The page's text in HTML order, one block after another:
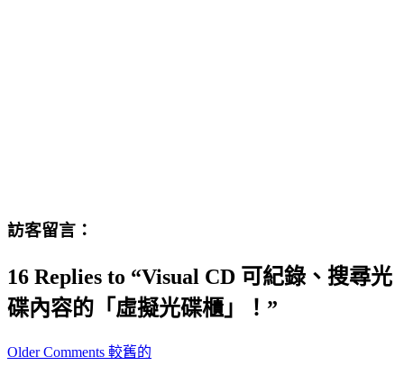
訪客留言：
16 Replies to “Visual CD 可紀錄、搜尋光
碟內容的「虛擬光碟櫃」！”
Comment
Older Comments 較舊的